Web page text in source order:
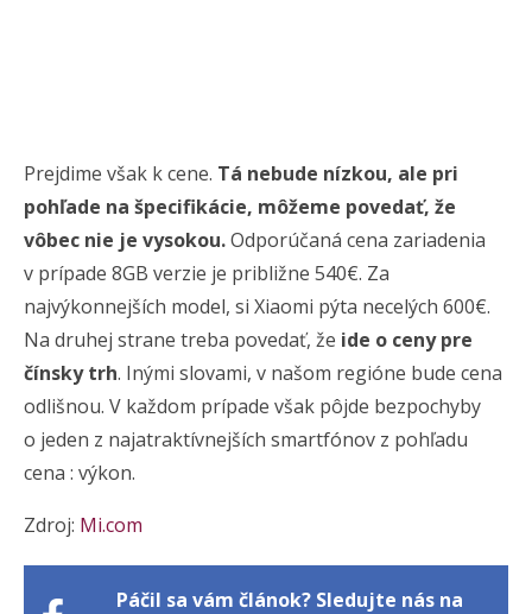
Prejdime však k cene. Tá nebude nízkou, ale pri
pohľade na špecifikácie, môžeme povedať, že
vôbec nie je vysokou.Odporúčaná cena zariadenia
v prípade 8GB verzie je približne 540€. Za
najvýkonnejších model, si Xiaomi pýta necelých 600€.
Na druhej strane treba povedať, že ide o ceny pre
čínsky trh. Inými slovami, v našom regióne bude cena
odlišnou. V každom prípade však pôjde bezpochyby
o jeden z najatraktívnejších smartfónov z pohľadu
cena : výkon.
Zdroj: Mi.com
Páčil sa vám článok? Sledujte nás na